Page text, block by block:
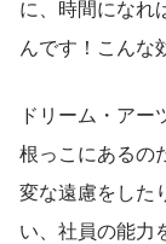
に、時間になれ
んです！こんな
ドリーム・ア
根っこにあるの
変な遠慮をした
い、社員の能力